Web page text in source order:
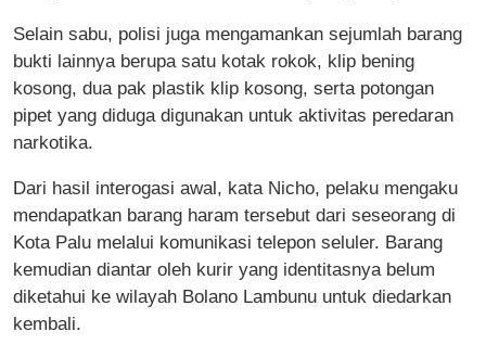
Selain sabu, polisi juga mengamankan sejumlah barang
bukti lainnya berupa satu kotak rokok, klip bening
kosong, dua pak plastik klip kosong, serta potongan
pipet yang diduga digunakan untuk aktivitas peredaran
narkotika.
Dari hasil interogasi awal, kata Nicho, pelaku mengaku
mendapatkan barang haram tersebut dari seseorang di
Kota Palu melalui komunikasi telepon seluler. Barang
kemudian diantar oleh kurir yang identitasnya belum
diketahui ke wilayah Bolano Lambunu untuk diedarkan
kembali.